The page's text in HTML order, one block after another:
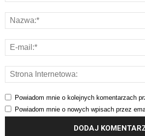
Powiadom mnie o kolejnych komentarzach
Powiadom mnie o nowych wpisach przez